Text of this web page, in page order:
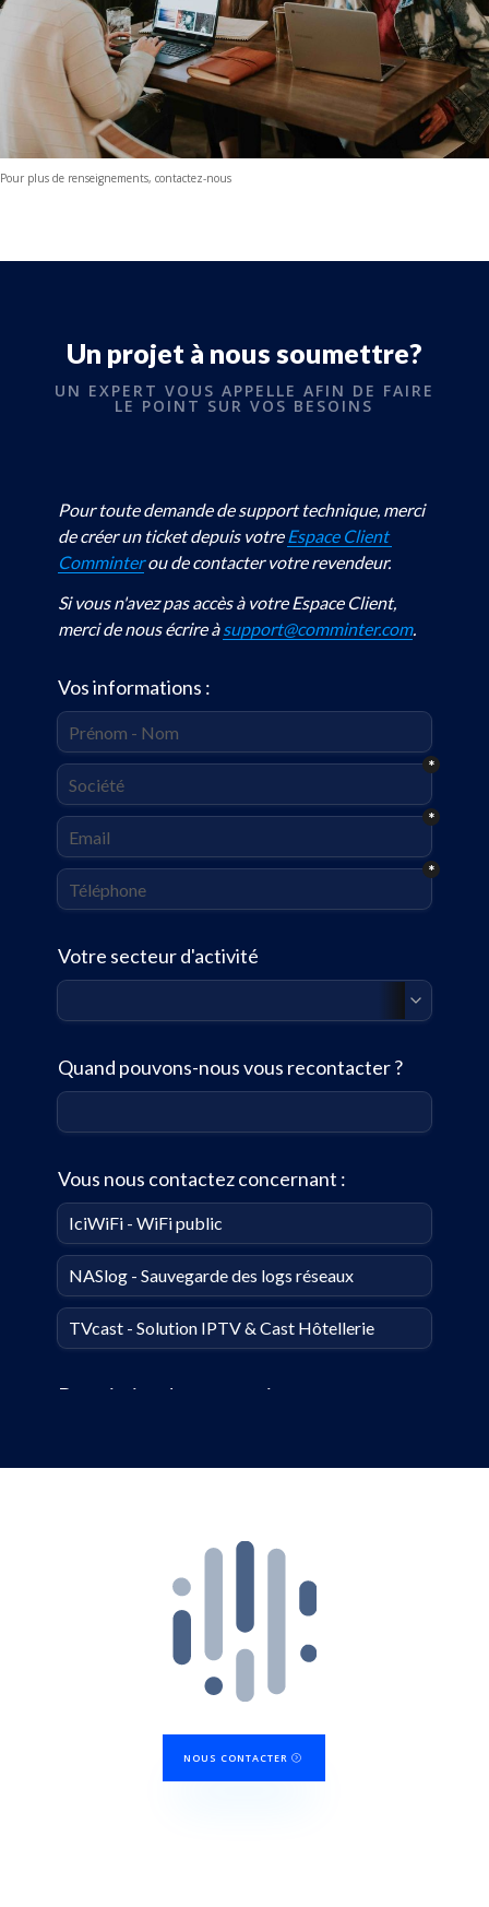
Pour plus de renseignements, contactez-nous
Un projet à nous soumettre?
UN EXPERT VOUS APPELLE AFIN DE FAIRE
LE POINT SUR VOS BESOINS
NOUS CONTACTER